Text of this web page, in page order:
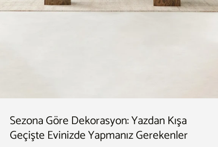
Sezona Göre Dekorasyon: Yazdan Kışa
Geçişte Evinizde Yapmanız Gerekenler